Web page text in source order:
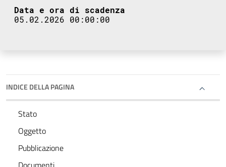
Data e ora di scadenza
05.02.2026 00:00:00
INDICE DELLA PAGINA
Stato
Oggetto
Pubblicazione